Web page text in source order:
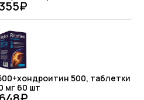
мг 60 шт